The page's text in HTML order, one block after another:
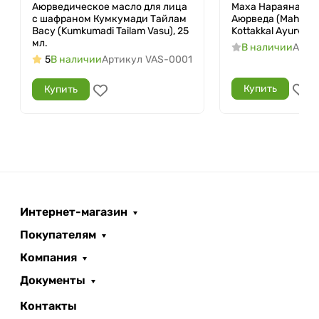
Аюрведическое масло для лица
с шафраном Кумкумади Тайлам
Васу (Kumkumadi Tailam Vasu), 25
мл.
5В наличииАртикул VAS-0001
Купить
Маха
Аюрведа (Maha
Kottakkal
В наличии
Купить
Интернет-магазин
Покупателям
Компания
Документы
Контакты